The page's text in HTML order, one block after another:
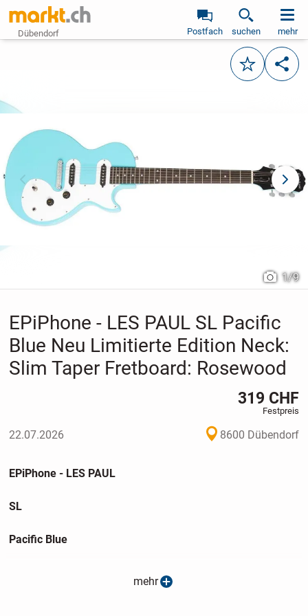
Dübendorf Postfach suchen mehr
Merken
vorheriges Bild
1/9
EPiPhone - LES PAUL SL Pacific
Blue Neu Limitierte Edition Neck:
Slim Taper Fretboard: Rosewood
319 CHF
Festpreis
22.07.2026 8600 Dübendorf
EPiPhone - LES PAUL
SL
Pacific Blue
mehr